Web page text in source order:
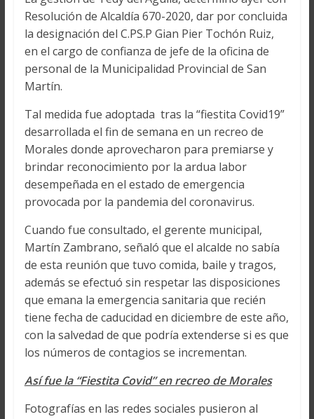
Resolución de Alcaldía 670-2020, dar por concluida
la designación del C.PS.P Gian Pier Tochón Ruiz,
en el cargo de confianza de jefe de la oficina de
personal de la Municipalidad Provincial de San
Martín.
Tal medida fue adoptada tras la “fiestita Covid19”
desarrollada el fin de semana en un recreo de
Morales donde aprovecharon para premiarse y
brindar reconocimiento por la ardua labor
desempeñada en el estado de emergencia
provocada por la pandemia del coronavirus.
Cuando fue consultado, el gerente municipal,
Martín Zambrano, señaló que el alcalde no sabía
de esta reunión que tuvo comida, baile y tragos,
además se efectuó sin respetar las disposiciones
que emana la emergencia sanitaria que recién
tiene fecha de caducidad en diciembre de este año,
con la salvedad de que podría extenderse si es que
los números de contagios se incrementan.
Así fue la “Fiestita Covid” en recreo de Morales
Fotografías en las redes sociales pusieron al